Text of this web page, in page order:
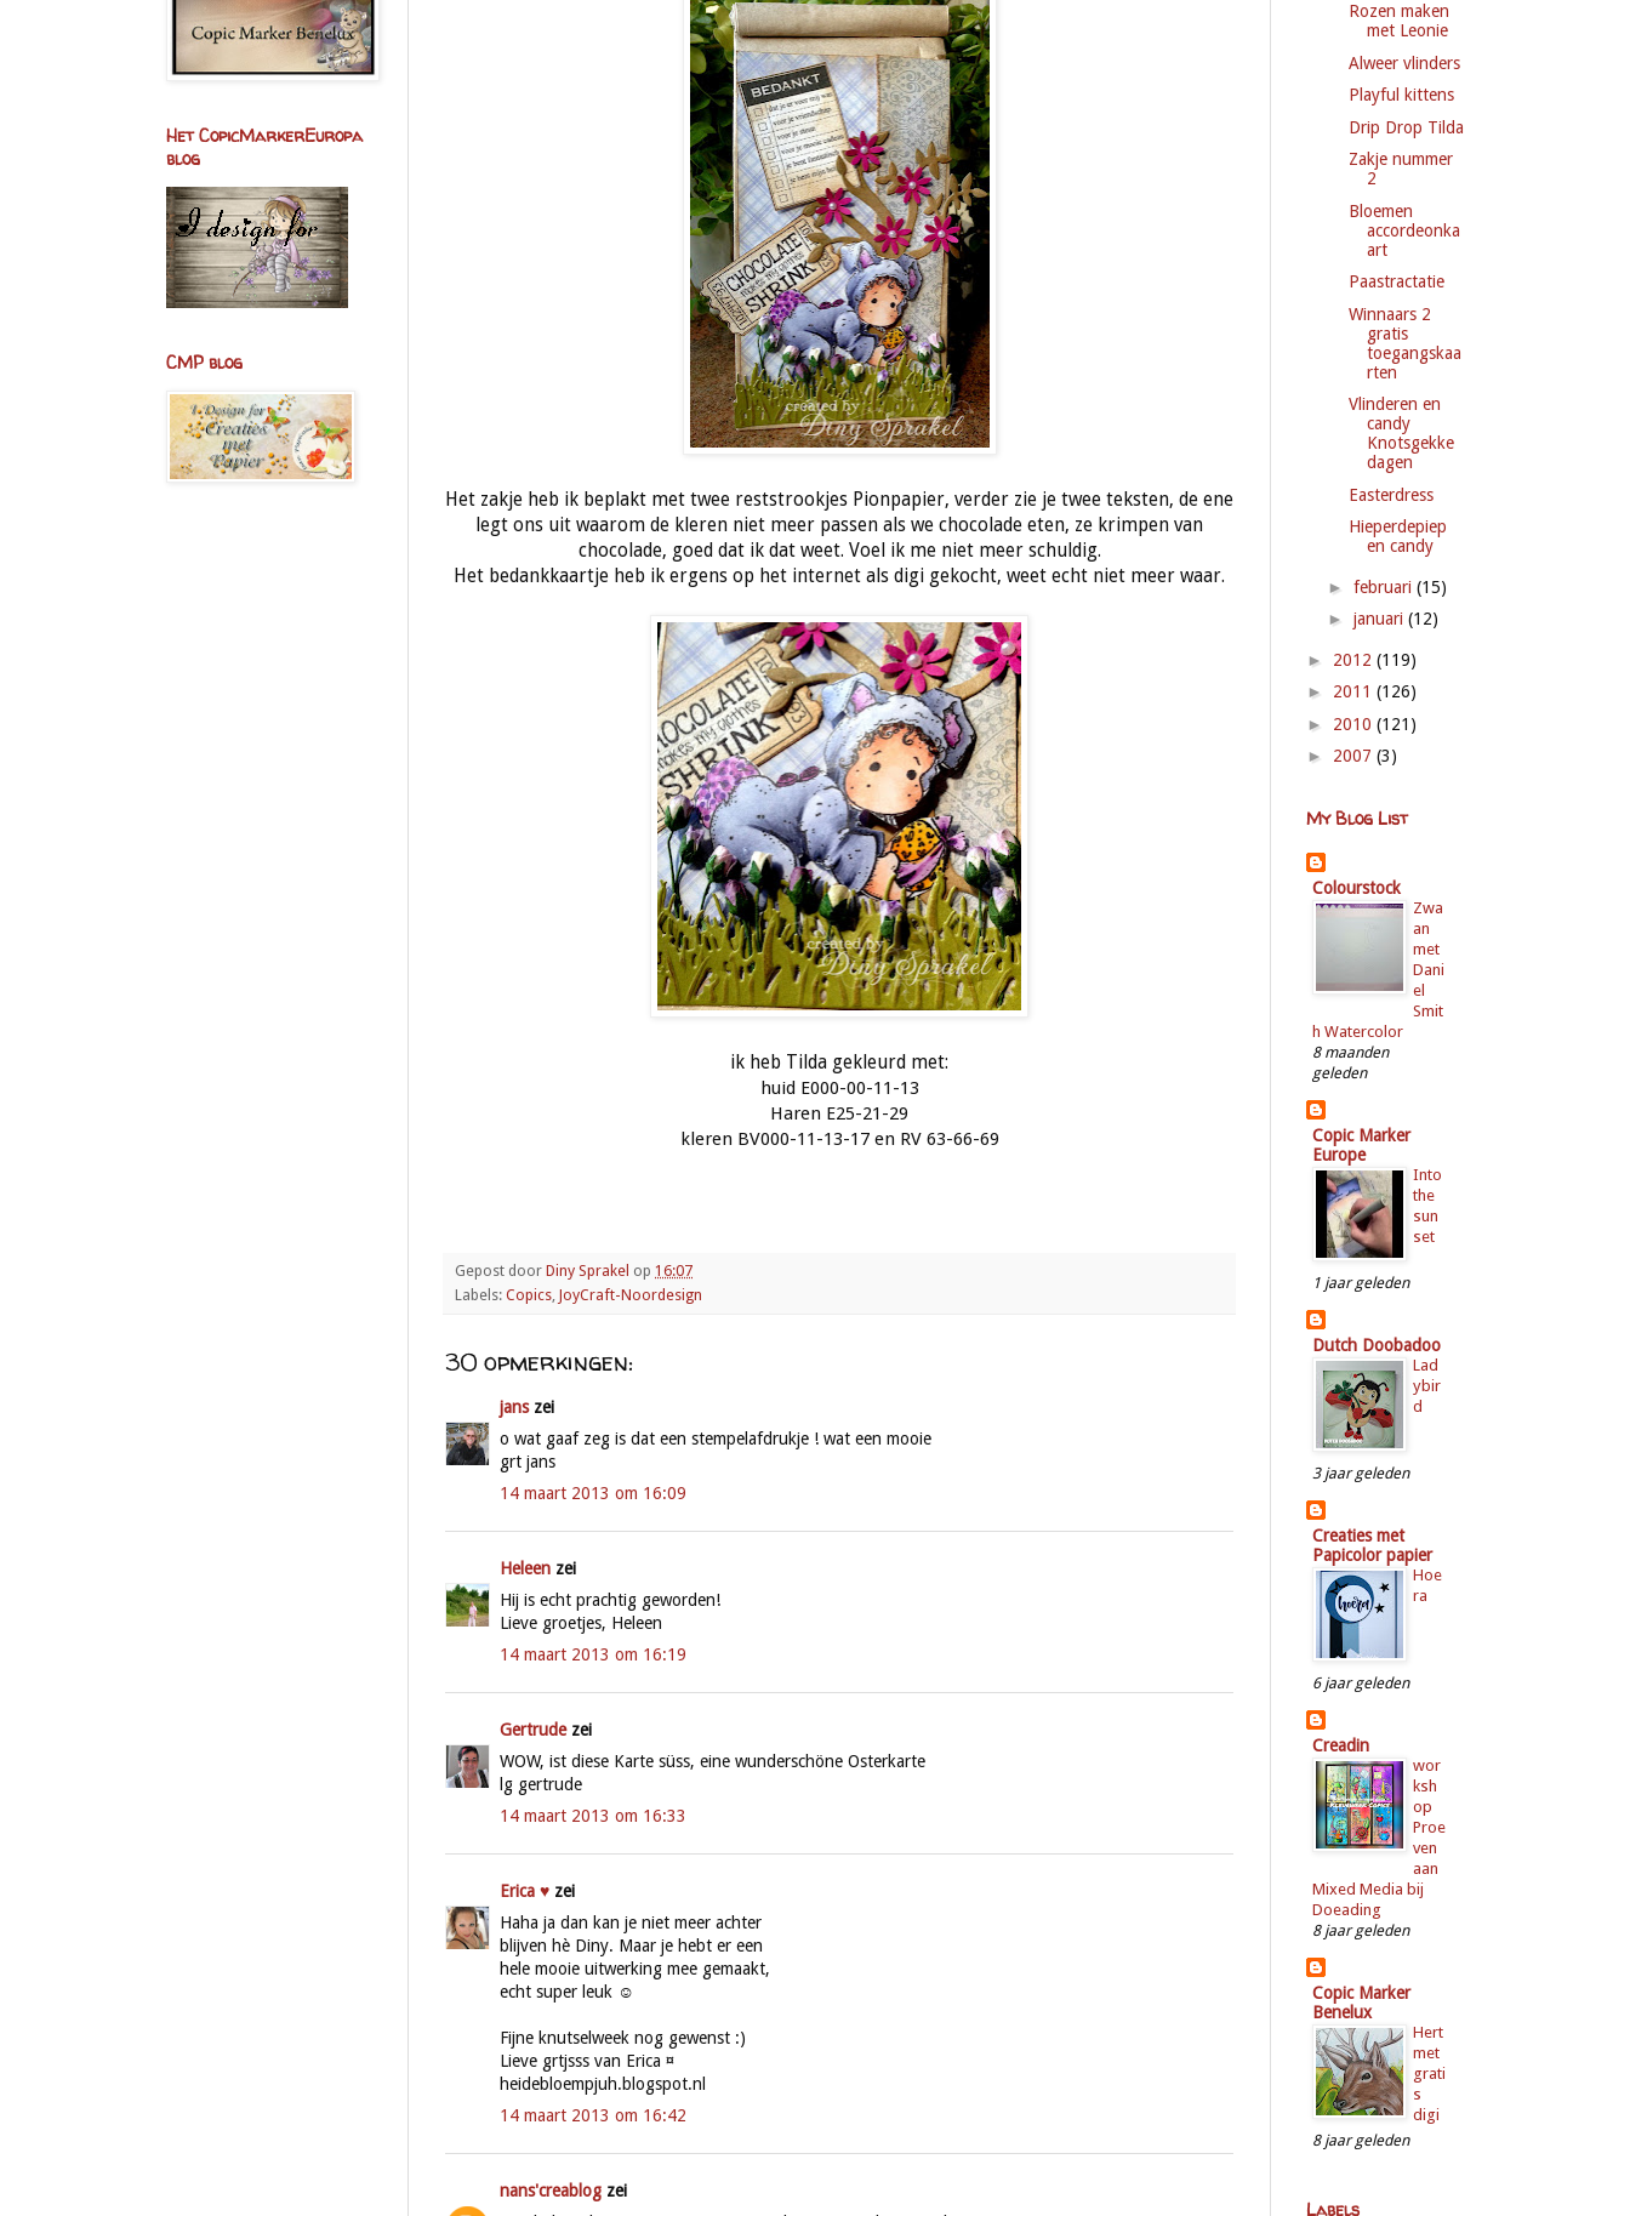
Het zakje heb ik beplakt met twee reststrookjes Pionpapier, verder zie je twee teksten, de ene
legt ons uit waarom de kleren niet meer passen als we chocolade eten, ze krimpen van
chocolade, goed dat ik dat weet. Voel ik me niet meer schuldig.
Het bedankkaartje heb ik ergens op het internet als digi gekocht, weet echt niet meer waar.
ik heb Tilda gekleurd met:
huid E000-00-11-13
Haren E25-21-29
kleren BV000-11-13-17 en RV 63-66-69
Gepost door Diny Sprakel op 16:07
Labels: Copics JoyCraft-Noordesign
30 opmerkingen:
janszei
o wat gaaf zeg is dat een stempelafdrukje ! wat een mooie
grt jans
14 maart 2013 om 16:09
Heleen zei
Hij is echt prachtig geworden!
Lieve groetjes, Heleen
14 maart 2013 om 16:19
Gertrudezei
WOW, ist diese Karte süss, eine wunderschöne Osterkarte
lg gertrude
14 maart 2013 om 16:33
Erica ♥ zei
Haha ja dan kan je niet meer achter
blijven hè Diny. Maar je hebt er een
hele mooie uitwerking mee gemaakt,
echt super leuk ☺
Fijne knutselweek nog gewenst :)
Lieve grtjsss van Erica ¤
heidebloempjuh.blogspot.nl
14 maart 2013 om 16:42
nans'creablog zei
Het CopicMarkerEuropa
blog
CMP blog
Rozen maken
met Leonie
Alweer vlinders
Playful kittens
Drip Drop Tilda
Zakje nummer
2
Bloemen
accordeonka
art
Paastractatie
Winnaars 2
gratis
toegangskaa
rten
Vlinderen en
candy
Knotsgekke
dagen
Easterdress
Hieperdepiep
en candy
► februari (15)
► januari (12)
► 2012 (119)
► 2011 (126)
► 2010 (121)
► 2007 (3)
My Blog List
Colourstock
Zwa
an
met
Dani
el
Smit
h Watercolor
8 maanden
geleden
Copic Marker
Europe
Into
the
sun
set
1 jaar geleden
Dutch Doobadoo
Lad
ybir
d
3 jaar geleden
Creaties met
Papicolor papier
Hoe
ra
6 jaar geleden
Creadin
wor
ksh
op
Proe
ven
aan
Mixed Media bij
Doeading
8 jaar geleden
Copic Marker
Benelux
Hert
met
grati
s
digi
8 jaar geleden
Labels